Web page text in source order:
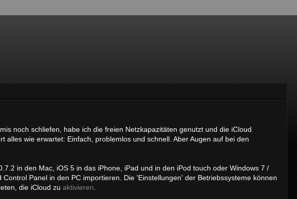
noch schliefen, habe ich die freien Netzkapazitäten genutzt und die iCloud
alles wie erwartet: Einfach, problemlos und schnell. Aber Augen auf bei den
in den Mac, iOS 5 in das iPhone, iPad und in den iPod touch oder Windows 7 /
Control Panel in den PC importieren. Die 'Einstellungen' der Betriebssysteme können
die iCloud zu aktivieren